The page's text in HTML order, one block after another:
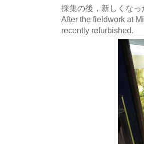
採集の後，新しくな
After the fieldwork at
recently refurbished.